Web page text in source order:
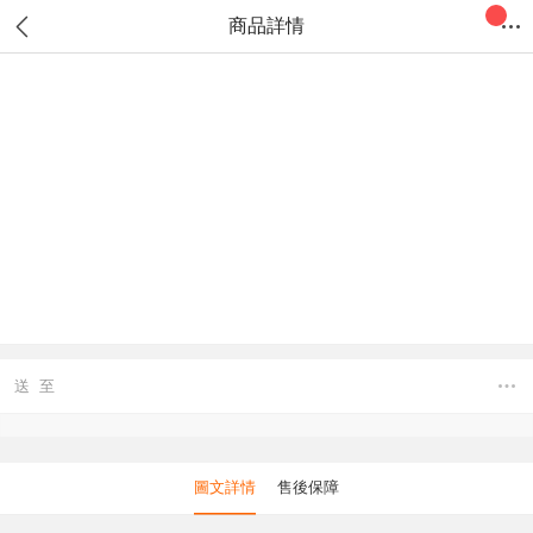
商品詳情
送 至
圖文詳情 售後保障